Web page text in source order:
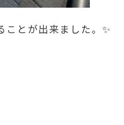
とが出来ました。✨